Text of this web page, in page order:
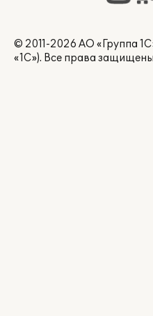
© 2011-2026 АО «Группа
«1С»). Все права